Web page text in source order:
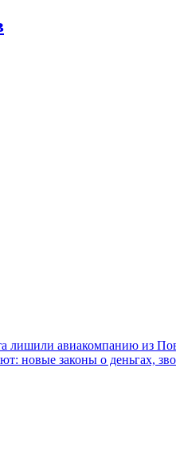
лишили авиакомпанию из
новые законы о деньгах,